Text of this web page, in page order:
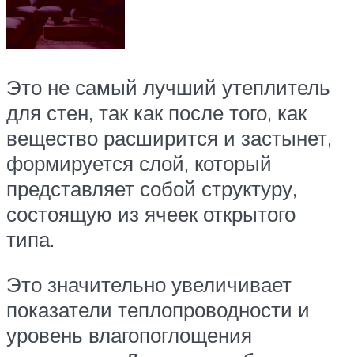
Это не самый лучший утеплитель
для стен, так как после того, как
вещество расширится и застынет,
формируется слой, который
представляет собой структуру,
состоящую из ячеек открытого
типа.
Это значительно увеличивает
показатели теплопроводности и
уровень влагопоглощения